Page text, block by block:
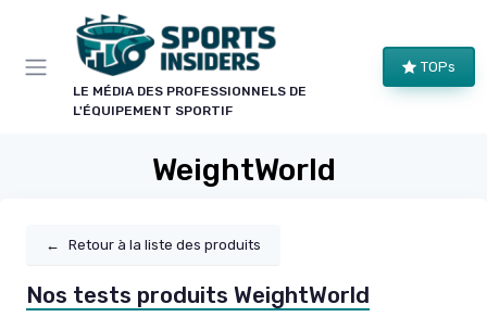
LE MÉDIA DES PROFESSIONNELS DE
L'ÉQUIPEMENT SPORTIF
TOPs
WeightWorld
← Retour à la liste des produits
Nos tests produits WeightWorld
Panneau de gestion des cookies